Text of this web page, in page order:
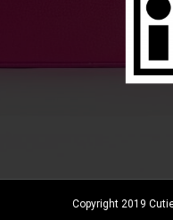
Copyright 2019